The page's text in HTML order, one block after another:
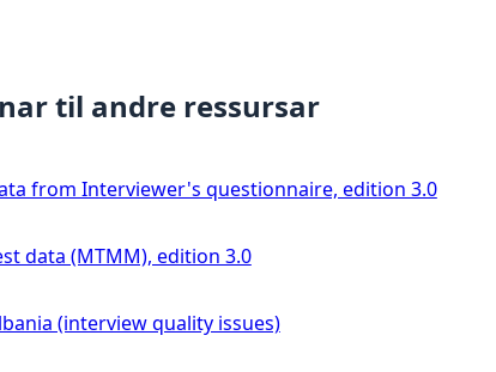
til andre ressursar
from Interviewer's questionnaire, edition 3.0
data (MTMM), edition 3.0
(interview quality issues)